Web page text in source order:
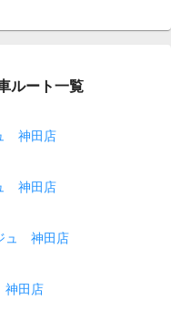
ルート一覧
神田店
神田店
ュ 神田店
神田店